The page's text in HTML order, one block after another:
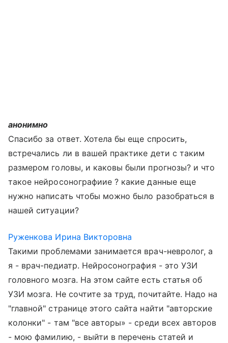
анонимно
Спасибо за ответ. Хотела бы еще спросить,
встречались ли в вашей практике дети с таким
размером головы, и каковы были прогнозы? и что
такое нейросонографиие ? какие данные еще
нужно написать чтобы можно было разобраться в
нашей ситуации?
Руженкова Ирина Викторовна
Такими проблемами занимается врач-невролог, а
я - врач-педиатр. Нейросонография - это УЗИ
головного мозга. На этом сайте есть статья об
УЗИ мозга. Не сочтите за труд, почитайте. Надо на
"главной" странице этого сайта найти "авторские
колонки" - там "все авторы» - среди всех авторов
- мою фамилию, - выйти в перечень статей и